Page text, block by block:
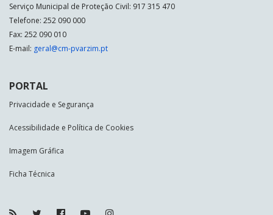
Serviço Municipal de Proteção Civil: 917 315 470
Telefone: 252 090 000
Fax: 252 090 010
E-mail: geral@cm-pvarzim.pt
PORTAL
Privacidade e Segurança
Acessibilidade e Política de Cookies
Imagem Gráfica
Ficha Técnica